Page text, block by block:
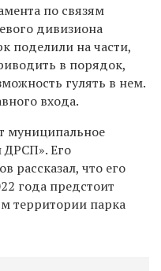
по связям
дивизиона
поделили на части,
в порядок,
гулять в нем.
входа.
муниципальное
ДРСП». Его
рассказал, что его
года предстоит
территории парка